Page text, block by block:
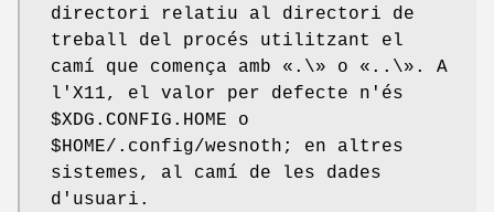
directori relatiu al directori de
treball del procés utilitzant el
camí que comença amb «.\» o «..\». A
l'X11, el valor per defecte n'és
$XDG.CONFIG.HOME o
$HOME/.config/wesnoth; en altres
sistemes, al camí de les dades
d'usuari.